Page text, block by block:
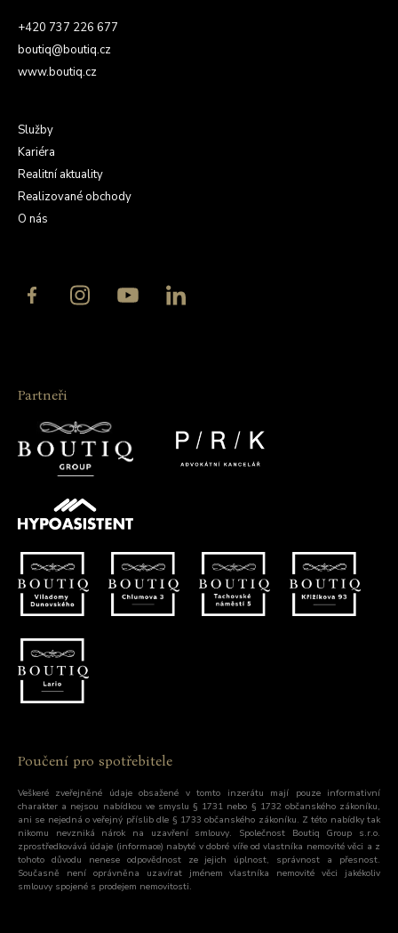
+420 737 226 677
boutiq@boutiq.cz
www.boutiq.cz
Služby
Kariéra
Realitní aktuality
Realizované obchody
O nás
Partneři
Poučení pro spotřebitele
Veškeré zveřejněné údaje obsažené v tomto inzerátu mají pouze informativní
charakter a nejsou nabídkou ve smyslu § 1731 nebo § 1732 občanského zákoníku,
ani se nejedná o veřejný příslib dle § 1733 občanského zákoníku. Z této nabídky tak
nikomu nevzniká nárok na uzavření smlouvy. Společnost Boutiq Group s.r.o.
zprostředkovává údaje (informace) nabyté v dobré víře od vlastníka nemovité věci a z
tohoto důvodu nenese odpovědnost ze jejich úplnost, správnost a přesnost.
Současně není oprávněna uzavírat jménem vlastníka nemovité věci jakékoliv
smlouvy spojené s prodejem nemovitosti.